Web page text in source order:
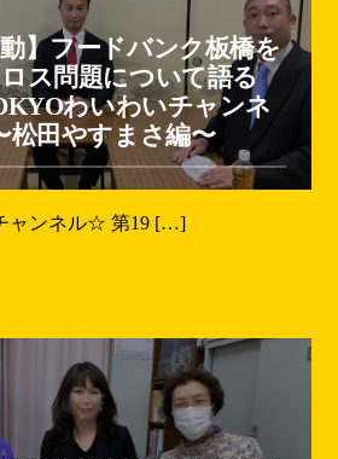
】フードバンク板橋を
ス問題について語る
わいわいチャンネ
田やすまさ編〜
ャンネル☆ 第19 […]